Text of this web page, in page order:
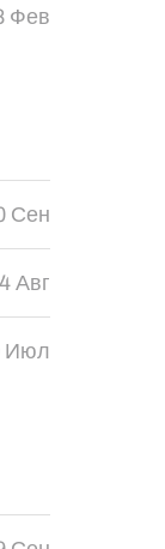
Фев
Сен
Авг
Июл